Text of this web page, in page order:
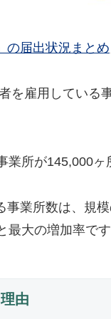
の届出状況まとめ
を雇用している
所が145,000ヶ
事業所数は、規
大の増加率です
由